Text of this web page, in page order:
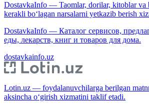
DostavkaInfo — Taomlar, dorilar, kitoblar va
kerakli bo‘lagan narsalarni yetkazib berish
DostavkaInfo — Каталог сервисов,
еды, лекарств, книг и товаров для дома.
dostavkainfo.uz
Lotin.uz — foydalanuvchilarga berilgan
aksincha o‘girish xizmatini taklif etadi.